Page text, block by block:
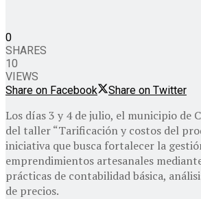
0
SHARES
10
VIEWS
Share on Facebook
Share on Twitter
Los días 3 y 4 de julio, el municipio de
del taller “Tarificación y costos del
iniciativa que busca fortalecer la
emprendimientos artesanales
prácticas de contabilidad básica,
de precios.